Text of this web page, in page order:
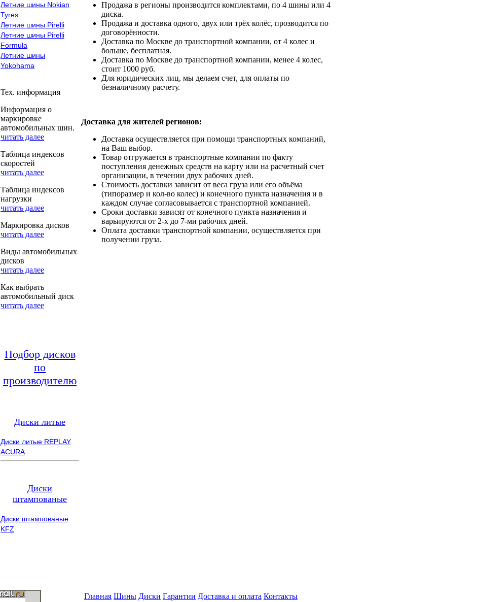
Летние шины Nokian
Tyres
Летние шины Pirelli
Летние шины Pirelli
Formula
Летние шины
Yokohama
Тех. информация
Информация о
маркировке
автомобильных шин.
читать далее
Таблица индексов
скоростей
читать далее
Таблица индексов
нагрузки
читать далее
Маркировка дисков
читать далее
Виды автомобильных
дисков
читать далее
Как выбрать
автомобильный диск
читать далее
Подбор дисков
по
производителю
Диски литые
Диски литые REPLAY
ACURA
Диски
штампованые
Диски штампованые
KFZ
Продажа в регионы производится комплектами, по 4 шины или 4
диска.
Продажа и доставка одного, двух или трёх колёс, прозводится по
договорённости.
Доставка по Москве до транспортной компании, от 4 колес и
больше, бесплатная.
Доставка по Москве до транспортной компании, менее 4 колес,
стоит 1000 руб.
Для юридических лиц, мы делаем счет, для оплаты по
безналичному расчету.
Доставка для жителей регионов:
Доставка осуществляется при помощи транспортных компаний,
на Ваш выбор.
Товар отгружается в транспортные компании по факту
поступления денежных средств на карту или на расчетный счет
организации, в течении двух рабочих дней.
Стоимость доставки зависит от веса груза или его объёма
(типоразмер и кол-во колес) и конечного пункта назначения и в
каждом случае согласовывается с транспортной компанией.
Сроки доставки зависят от конечного пункта назначения и
варьируются от 2-х до 7-ми рабочих дней.
Оплата доставки транспортной компании, осуществляется при
получении груза.
Главная Шины Диски Гарантии Доставка и оплата Контакты